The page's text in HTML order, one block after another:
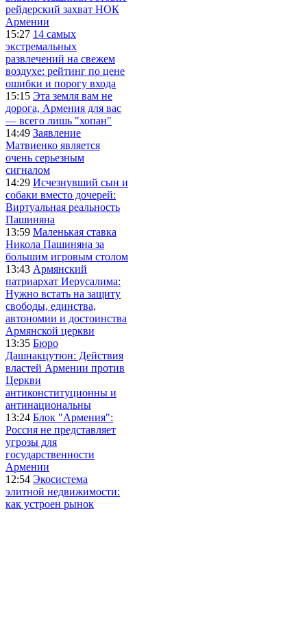
рейдерский захват НОК
Армении
15:27 14 самых
экстремальных
развлечений на свежем
воздухе: рейтинг по цене
ошибки и порогу входа
15:15 Эта земля вам не
дорога, Армения для вас
— всего лишь "хопан"
14:49 Заявление
Матвиенко является
очень серьезным
сигналом
14:29 Исчезнувший сын и
собаки вместо дочерей:
Виртуальная реальность
Пашиняна
13:59 Маленькая ставка
Никола Пашиняна за
большим игровым столом
13:43 Армянский
патриархат Иерусалима:
Нужно встать на защиту
свободы, единства,
автономии и достоинства
Армянской церкви
13:35 Бюро
Дашнакцутюн: Действия
властей Армении против
Церкви
антиконституционны и
антинациональны
13:24 Блок "Армения":
Россия не представляет
угрозы для
государственности
Армении
12:54 Экосистема
элитной недвижимости:
как устроен рынок